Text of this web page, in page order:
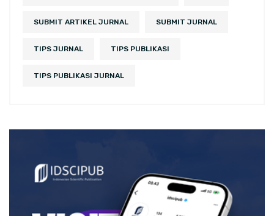
SUBMIT ARTIKEL JURNAL SUBMIT JURNAL
TIPS JURNAL TIPS PUBLIKASI
TIPS PUBLIKASI JURNAL